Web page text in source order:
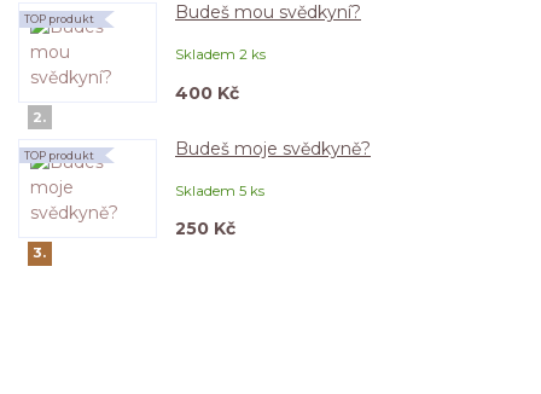
2.
Budeš mou svědkyní?
Skladem 2 ks
TOP produkt
400 Kč
3.
Budeš moje svědkyně?
Skladem 5 ks
TOP produkt
250 Kč